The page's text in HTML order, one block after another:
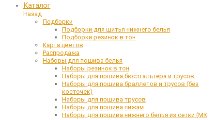
Каталог
Назад
Подборки
Подборки для шитья нижнего белья
Подборки резинок в тон
Карта цветов
Распродажа
Наборы для пошива белья
Наборы резинок в тон
Наборы для пошива бюстгальтера и трусов
Наборы для пошива браллетов и трусов (без
косточек)
Наборы для пошива трусов
Наборы для пошива пижам
Наборы для пошива нижнего белья из сетки (МК